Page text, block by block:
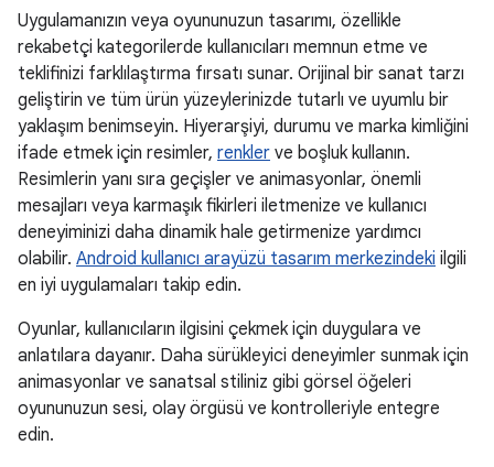
Uygulamanızın veya oyununuzun tasarımı, özellikle
rekabetçi kategorilerde kullanıcıları memnun etme ve
teklifinizi farklılaştırma fırsatı sunar. Orijinal bir sanat tarzı
geliştirin ve tüm ürün yüzeylerinizde tutarlı ve uyumlu bir
yaklaşım benimseyin. Hiyerarşiyi, durumu ve marka kimliğini
ifade etmek için resimler, renkler ve boşluk kullanın.
Resimlerin yanı sıra geçişler ve animasyonlar, önemli
mesajları veya karmaşık fikirleri iletmenize ve kullanıcı
deneyiminizi daha dinamik hale getirmenize yardımcı
olabilir. Android kullanıcı arayüzü tasarım merkezindeki ilgili
en iyi uygulamaları takip edin.
Oyunlar, kullanıcıların ilgisini çekmek için duygulara ve
anlatılara dayanır. Daha sürükleyici deneyimler sunmak için
animasyonlar ve sanatsal stiliniz gibi görsel öğeleri
oyununuzun sesi, olay örgüsü ve kontrolleriyle entegre
edin.